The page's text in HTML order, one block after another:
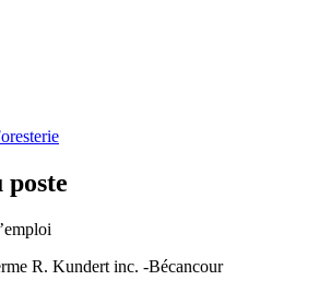
R. Kundert inc. -Bécancour